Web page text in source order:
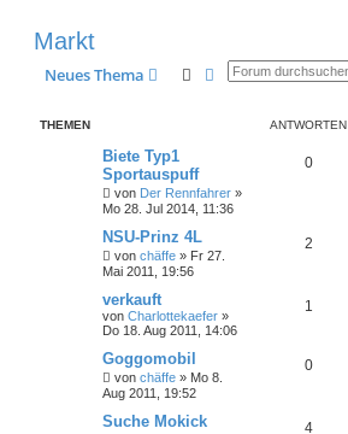
Markt
Neues Thema SucheErweiterte Suche
THEMEN ANTWORTEN
Biete Typ1
Sportauspuff
von Der Rennfahrer »
Mo 28. Jul 2014, 11:36
0
NSU-Prinz 4L
von chäffe » Fr 27.
Mai 2011, 19:56
2
verkauft
von Charlottekaefer »
Do 18. Aug 2011, 14:06
1
Goggomobil
von chäffe » Mo 8.
Aug 2011, 19:52
0
Suche Mokick 4